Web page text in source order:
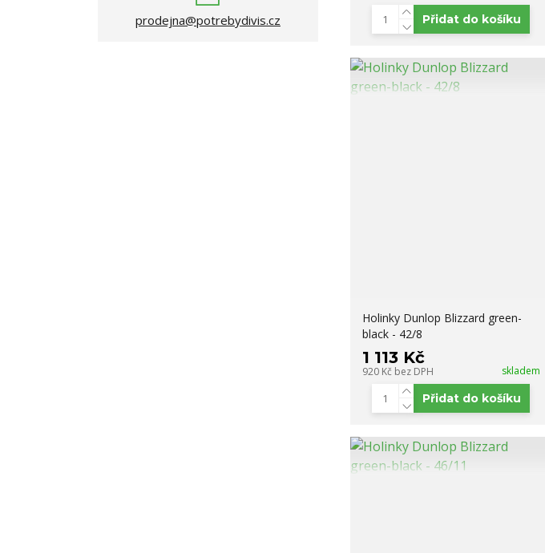
Přidat do košíku
Holinky Dunlop Blizzard green-
black - 42/8
1 113 Kč
920 Kč bez DPH skladem
Přidat do košíku
prodejna@potrebydivis.cz